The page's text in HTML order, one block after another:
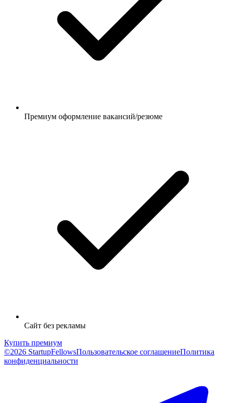
Премиум оформление вакансий/резюме
Сайт без рекламы
Купить премиум
©2026 StartupFellowsПользовательское соглашениеПолитика
конфиденциальности